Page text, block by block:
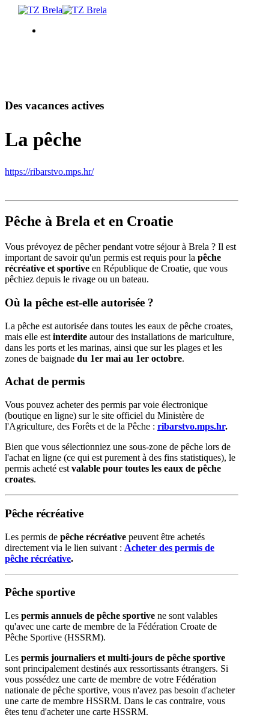
HÉBERGEMENT
EVÉNEMENTS
INFORMATION
FR
Trg Alojzija Stepinca 10, 21322 Brela
+385 21 618 455
+385 21 618 337
info@brela.hr
Call us
Contact us
Des vacances actives
La pêche
https://ribarstvo.mps.hr/
Pêche à Brela et en Croatie
Vous prévoyez de pêcher pendant votre séjour à Brela ? Il est
important de savoir qu'un permis est requis pour la pêche
récréative et sportive en République de Croatie, que vous
pêchiez depuis le rivage ou un bateau.
Où la pêche est-elle autorisée ?
La pêche est autorisée dans toutes les eaux de pêche croates,
mais elle est interdite autour des installations de mariculture,
dans les ports et les marinas, ainsi que sur les plages et les
zones de baignade du 1er mai au 1er octobre.
Achat de permis
Vous pouvez acheter des permis par voie électronique
(boutique en ligne) sur le site officiel du Ministère de
l'Agriculture, des Forêts et de la Pêche : ribarstvo.mps.hr.
Bien que vous sélectionniez une sous-zone de pêche lors de
l'achat en ligne (ce qui est purement à des fins statistiques), le
permis acheté est valable pour toutes les eaux de pêche
croates.
Pêche récréative
Les permis de pêche récréative peuvent être achetés
directement via le lien suivant : Acheter des permis de
pêche récréative.
Pêche sportive
Les permis annuels de pêche sportive ne sont valables
qu'avec une carte de membre de la Fédération Croate de
Pêche Sportive (HSSRM).
Les permis journaliers et multi-jours de pêche sportive
sont principalement destinés aux ressortissants étrangers. Si
vous possédez une carte de membre de votre Fédération
nationale de pêche sportive, vous n'avez pas besoin d'acheter
une carte de membre HSSRM. Dans le cas contraire, vous
êtes tenu d'acheter une carte HSSRM.